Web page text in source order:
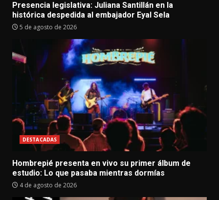
Presencia legislativa: Juliana Santillán en la
histórica despedida al embajador Eyal Sela
5 de agosto de 2026
DESTACADAS
Hombrepié presenta en vivo su primer álbum de
estudio: Lo que pasaba mientras dormías
4 de agosto de 2026